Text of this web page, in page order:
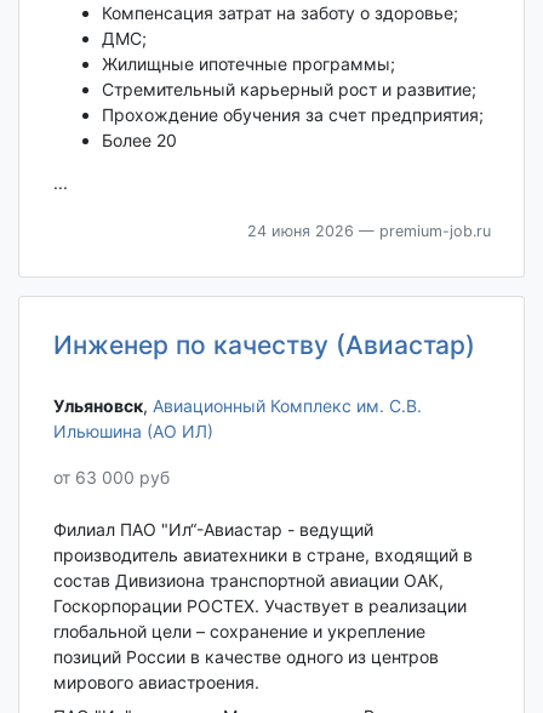
Компенсация затрат на заботу о здоровье;
ДМС;
Жилищные ипотечные программы;
Стремительный карьерный рост и развитие;
Прохождение обучения за счет предприятия;
Более 20
...
24 июня 2026 — premium-job.ru
Инженер по качеству (Авиастар)
Ульяновск‎, Авиационный Комплекс им. С.В.
Ильюшина (АО ИЛ)
от 63 000 руб
Филиал ПАО "Ил“-Авиастар - ведущий
производитель авиатехники в стране, входящий в
состав Дивизиона транспортной авиации ОАК,
Госкорпорации РОСТЕХ. Участвует в реализации
глобальной цели – сохранение и укрепление
позиций России в качестве одного из центров
мирового авиастроения.